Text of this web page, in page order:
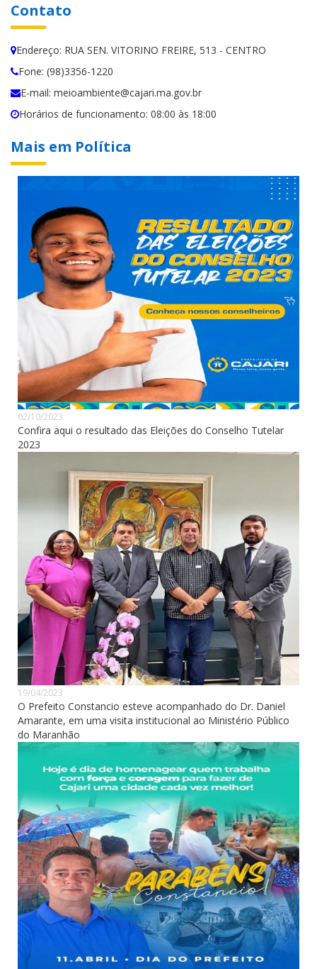
Contato
Endereço: RUA SEN. VITORINO FREIRE, 513 - CENTRO
Fone: (98)3356-1220
E-mail: meioambiente@cajari.ma.gov.br
Horários de funcionamento: 08:00 às 18:00
Mais em Política
02/10/2023
Confira aqui o resultado das Eleições do Conselho Tutelar
2023
19/04/2023
O Prefeito Constancio esteve acompanhado do Dr. Daniel
Amarante, em uma visita institucional ao Ministério Público
do Maranhão